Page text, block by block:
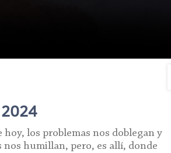
hoy, los problemas nos doblegan y
nos humillan, pero, es allí, donde